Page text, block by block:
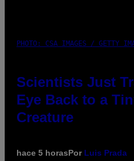
PHOTO: CSA IMAGES / GETTY
Scientists Just
Eye Back to a
Creature
hace 5 horasPor Luis Prada